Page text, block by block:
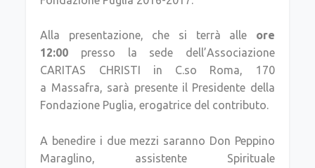
Alla presentazione, che si terrà alle ore
12:00 presso la sede dell’Associazione
CARITAS CHRISTI in C.so Roma, 170
a Massafra, sarà presente il Presidente della
Fondazione Puglia, erogatrice del contributo.
A benedire i due mezzi saranno Don Peppino
Maraglino, assistente Spirituale